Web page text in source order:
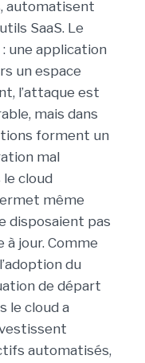
automatisent
SaaS. Le
une application
un espace
l’attaque est
mais dans
forment un
mal
cloud
même
disposaient pas
à jour. Comme
du
de départ
le cloud a
automatisés,